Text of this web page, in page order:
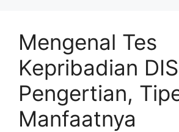
Mengenal Tes
Kepribadian
Pengertian,
Manfaatnya